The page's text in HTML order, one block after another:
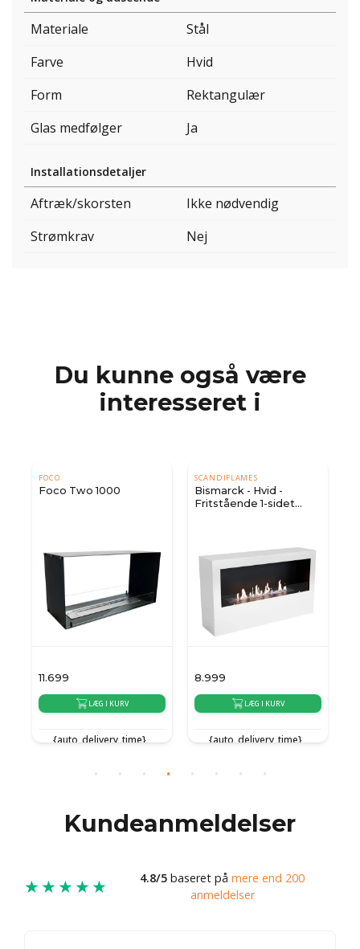
Materiale
Stål
Farve
Hvid
Form
Rektangulær
Glas medfølger
Ja
Installationsdetaljer
Aftræk/skorsten
Ikke nødvendig
Strømkrav
Nej
Du kunne også være
interesseret i
FOCO
Foco Two 1000
11.699
LÆG I KURV
{auto_delivery_time}
SCANDIFLAMES
Bismarck - Hvid -
Fritstående 1-sidet
8.999
LÆG I KURV
{auto_delivery_time}
Kundeanmeldelser
★★★★★ 4.8/5 baseret på mere end 200
anmeldelser